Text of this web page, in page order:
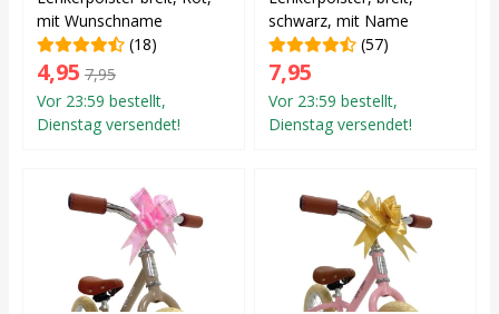
mit Wunschname
(18)
4,95 7,95
Vor 23:59 bestellt,
Dienstag versendet!
schwarz, mit Name
(57)
7,95
Vor 23:59 bestellt,
Dienstag versendet!